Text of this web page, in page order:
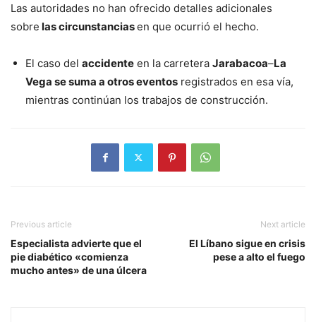
Las autoridades no han ofrecido detalles adicionales
sobre las circunstanciasen que ocurrió el hecho.
El caso del accidente en la carretera Jarabacoa–La
Vega se suma a otros eventos registrados en esa vía,
mientras continúan los trabajos de construcción.
Previous article
Especialista advierte que el
pie diabético «comienza
mucho antes» de una úlcera
Next article
El Líbano sigue en crisis
pese a alto el fuego